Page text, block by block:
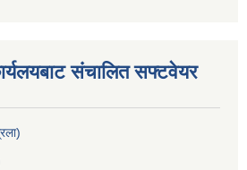
संचालित सफ्टवेयर